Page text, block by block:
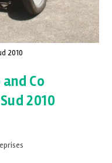
2010
Co
2010